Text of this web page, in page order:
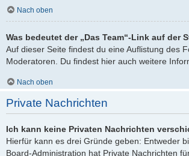
Nach oben
Was bedeutet der „Das Team“-Link auf der
Auf dieser Seite findest du eine Auflistung des
Moderatoren. Du findest hier auch weitere
Nach oben
Private Nachrichten
Ich kann keine Privaten Nachrichten
Hierfür kann es drei Gründe geben: Entweder
Board-Administration hat Private Nachrichten